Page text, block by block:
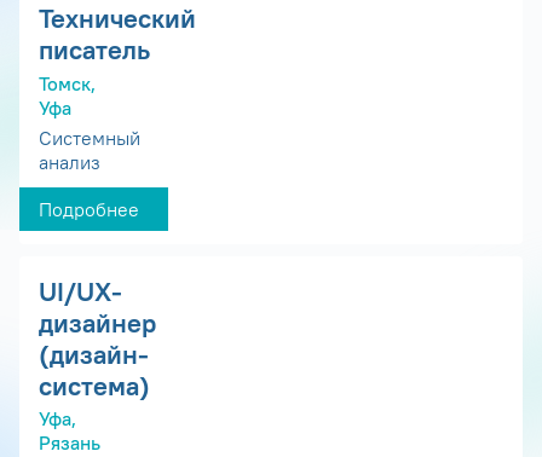
Технический
писатель
Томск,
Уфа
Системный
анализ
Подробнее
UI/UX-
дизайнер
(дизайн-
система)
Уфа,
Рязань